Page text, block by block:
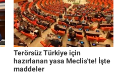
Terörsüz Türkiye için
hazırlanan yasa Meclis'te! İşte
maddeler